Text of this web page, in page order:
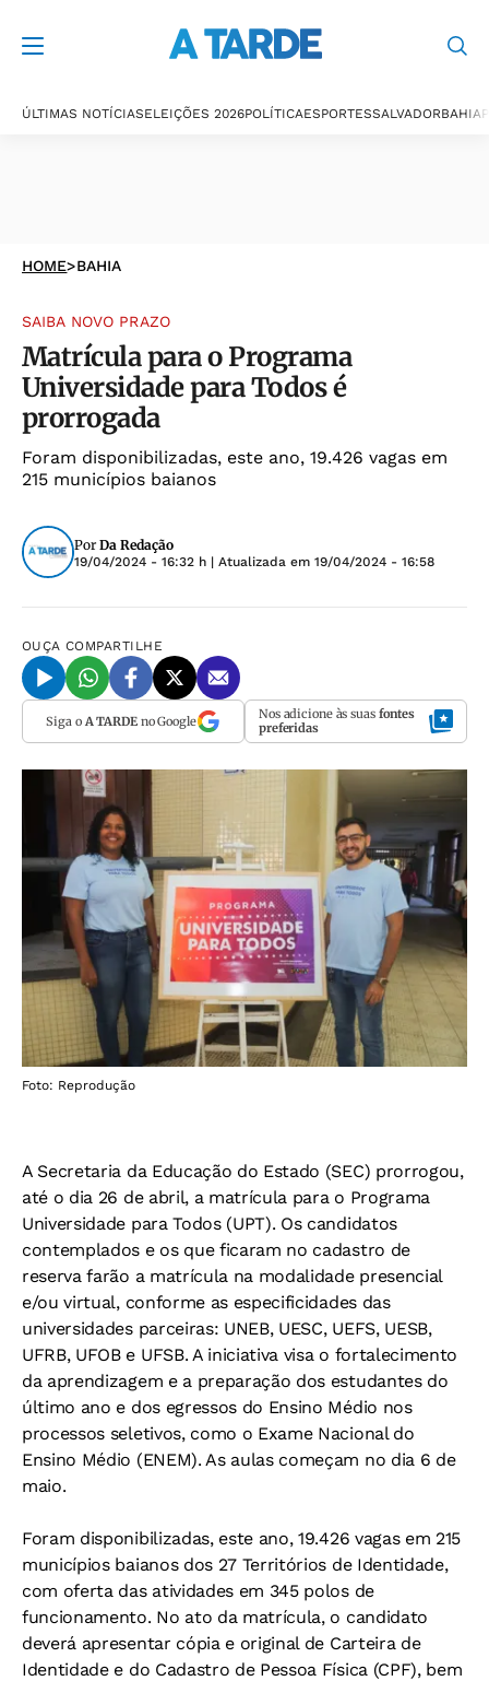
ÚLTIMAS NOTÍCIASELEIÇÕES 2026POLÍTICAESPORTESSALVADORBAHIA
HOME>BAHIA
SAIBA NOVO PRAZO
Matrícula para o Programa
Universidade para Todos é
prorrogada
Foram disponibilizadas, este ano, 19.426 vagas em
215 municípios baianos
Por Da Redação
19/04/2024 - 16:32 h | Atualizada em 19/04/2024 - 16:58
OUÇA COMPARTILHE
Siga o A TARDEno Google Nos adicione às suas fontes
preferidas
Foto: Reprodução
A Secretaria da Educação do Estado (SEC) prorrogou,
até o dia 26 de abril, a matrícula para o Programa
Universidade para Todos (UPT). Os candidatos
contemplados e os que ficaram no cadastro de
reserva farão a matrícula na modalidade presencial
e/ou virtual, conforme as especificidades das
universidades parceiras: UNEB, UESC, UEFS, UESB,
UFRB, UFOB e UFSB. A iniciativa visa o fortalecimento
da aprendizagem e a preparação dos estudantes do
último ano e dos egressos do Ensino Médio nos
processos seletivos, como o Exame Nacional do
Ensino Médio (ENEM). As aulas começam no dia 6 de
maio.
Foram disponibilizadas, este ano, 19.426 vagas em 215
municípios baianos dos 27 Territórios de Identidade,
com oferta das atividades em 345 polos de
funcionamento. No ato da matrícula, o candidato
deverá apresentar cópia e original de Carteira de
Identidade e do Cadastro de Pessoa Física (CPF), bem